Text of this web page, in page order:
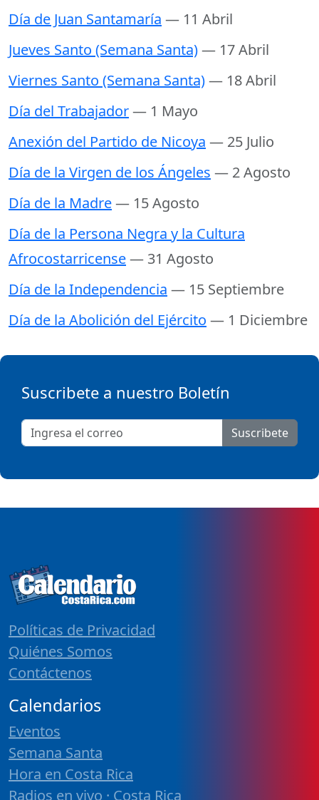
Día de Juan Santamaría — 11 Abril
Jueves Santo (Semana Santa)— 17 Abril
Viernes Santo (Semana Santa)— 18 Abril
Día del Trabajador— 1 Mayo
Anexión del Partido de Nicoya — 25 Julio
Día de la Virgen de los Ángeles — 2 Agosto
Día de la Madre— 15 Agosto
Día de la Persona Negra y la Cultura
Afrocostarricense— 31 Agosto
Día de la Independencia — 15 Septiembre
Día de la Abolición del Ejército — 1 Diciembre
Suscribete a nuestro Boletín
Suscribete
Políticas de Privacidad
Quiénes Somos
Contáctenos
Calendarios
Eventos
Semana Santa
Hora en Costa Rica
Radios en vivo · Costa Rica